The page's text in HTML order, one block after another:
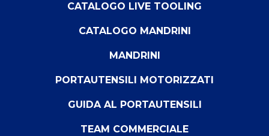
CATALOGO LIVE TOOLING
CATALOGO MANDRINI
MANDRINI
PORTAUTENSILI MOTORIZZATI
GUIDA AL PORTAUTENSILI
TEAM COMMERCIALE